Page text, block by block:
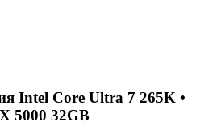
Intel Core Ultra 7 265K •
5000 32GB